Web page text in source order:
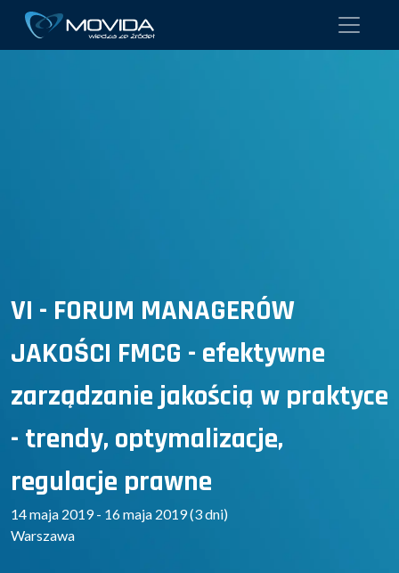
VI - FORUM MANAGERÓW
JAKOŚCI FMCG - efektywne
zarządzanie jakością w praktyce
- trendy, optymalizacje,
regulacje prawne
14 maja 2019 - 16 maja 2019 (3 dni)
Warszawa